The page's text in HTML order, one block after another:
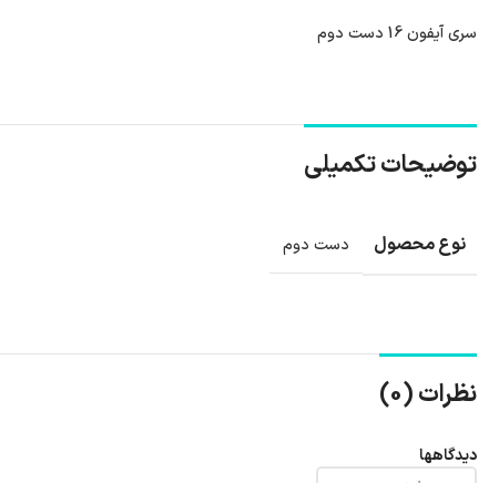
سری آیفون 16 دست دوم
توضیحات تکمیلی
نوع محصول دست دوم
نظرات (0)
دیدگاهها